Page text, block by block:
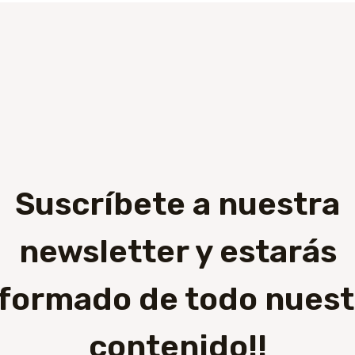
Suscríbete a nuestra
newsletter y estarás
de todo
contenido!!